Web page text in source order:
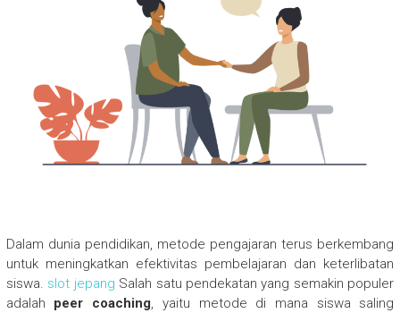
Dalam dunia pendidikan, metode pengajaran terus berkembang
untuk meningkatkan efektivitas pembelajaran dan keterlibatan
siswa. slot jepang Salah satu pendekatan yang semakin populer
adalah peer coaching, yaitu metode di mana siswa saling